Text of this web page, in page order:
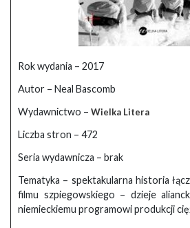
Rok wydania – 2017
Autor – Neal Bascomb
Wydawnictwo – Wielka Litera
Liczba stron – 472
Seria wydawnicza – brak
Tematyka – spektakularna historia
filmu szpiegowskiego – dzieje
niemieckiemu programowi produkcji